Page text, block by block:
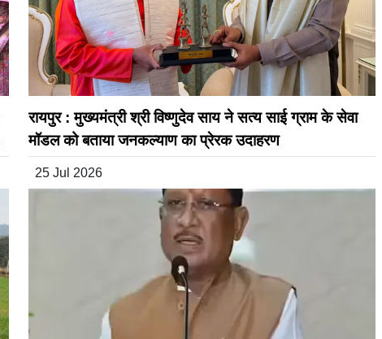
रायपुर : मुख्यमंत्री श्री विष्णुदेव साय ने सत्य साई ग्राम के सेवा
मॉडल को बताया जनकल्याण का प्रेरक उदाहरण
25 Jul 2026